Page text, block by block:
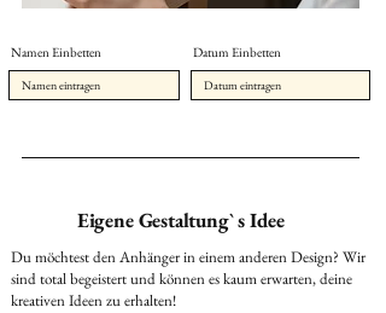
Namen Einbetten Datum Einbetten
Eigene Gestaltung` s Idee
Du möchtest den Anhänger in einem anderen Design? Wir
sind total begeistert und können es kaum erwarten, deine
kreativen Ideen zu erhalten!